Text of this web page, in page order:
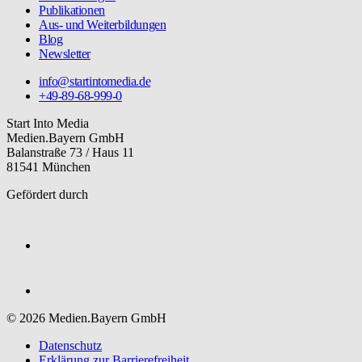
Publikationen
Aus- und Weiterbildungen
Blog
Newsletter
info@startintomedia.de
+49-89-68-999-0
Start Into Media
Medien.Bayern GmbH
Balanstraße 73 / Haus 11
81541 München
Gefördert durch
© 2026 Medien.Bayern GmbH
Datenschutz